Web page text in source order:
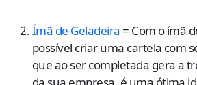
Ímã de Geladeira = Com o ímã
possível criar uma cartela com
que ao ser completada gera a
da sua empresa, é uma ótima